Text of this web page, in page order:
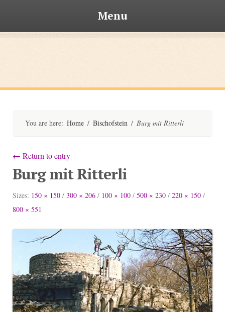
Menu
Skip
Bischofsteiner
You are here: Home / Bischofstein / Burg mit Ritterli
← Return to entry
Burg mit Ritterli
Sizes: 150 × 150 / 300 × 206 / 100 × 100 / 500 × 230 / 220 × 150 /
800 × 551